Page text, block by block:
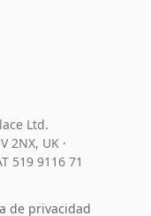
Ltd.
2NX, UK ·
519 9116 71
de privacidad